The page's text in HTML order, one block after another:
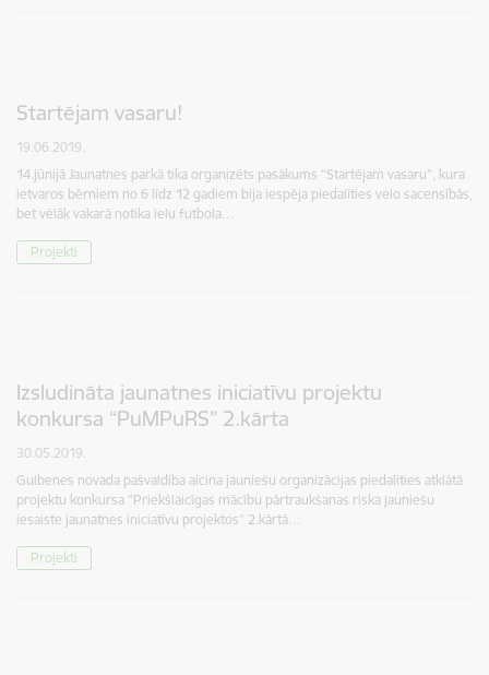
Startējam vasaru!
19.06.2019.
14.jūnijā Jaunatnes parkā tika organizēts pasākums “Startējam vasaru”, kura
ietvaros bērniem no 6 līdz 12 gadiem bija iespēja piedalīties velo sacensībās,
bet vēlāk vakarā notika ielu futbola…
Projekti
Izsludināta jaunatnes iniciatīvu projektu
konkursa “PuMPuRS” 2.kārta
30.05.2019.
Gulbenes novada pašvaldība aicina jauniešu organizācijas piedalīties atklātā
projektu konkursa “Priekšlaicīgas mācību pārtraukšanas riska jauniešu
iesaiste jaunatnes iniciatīvu projektos” 2.kārtā…
Projekti